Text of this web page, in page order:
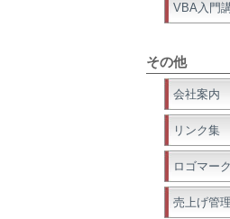
VBA入門
その他
会社案内
リンク集
ロゴマー
売上げ管